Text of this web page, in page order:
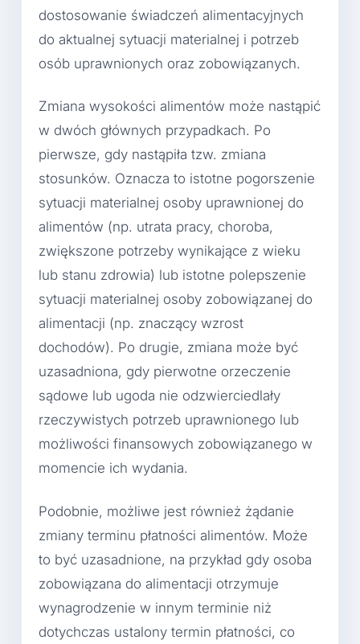
dostosowanie świadczeń alimentacyjnych
do aktualnej sytuacji materialnej i potrzeb
osób uprawnionych oraz zobowiązanych.
Zmiana wysokości alimentów może nastąpić
w dwóch głównych przypadkach. Po
pierwsze, gdy nastąpiła tzw. zmiana
stosunków. Oznacza to istotne pogorszenie
sytuacji materialnej osoby uprawnionej do
alimentów (np. utrata pracy, choroba,
zwiększone potrzeby wynikające z wieku
lub stanu zdrowia) lub istotne polepszenie
sytuacji materialnej osoby zobowiązanej do
alimentacji (np. znaczący wzrost
dochodów). Po drugie, zmiana może być
uzasadniona, gdy pierwotne orzeczenie
sądowe lub ugoda nie odzwierciedlały
rzeczywistych potrzeb uprawnionego lub
możliwości finansowych zobowiązanego w
momencie ich wydania.
Podobnie, możliwe jest również żądanie
zmiany terminu płatności alimentów. Może
to być uzasadnione, na przykład gdy osoba
zobowiązana do alimentacji otrzymuje
wynagrodzenie w innym terminie niż
dotychczas ustalony termin płatności, co